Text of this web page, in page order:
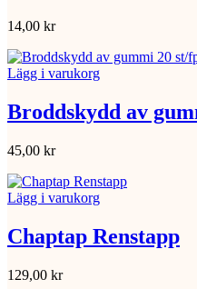
14,00 kr
Lägg i varukorg
Broddskydd av
45,00 kr
Lägg i varukorg
Chaptap Renstapp
129,00 kr